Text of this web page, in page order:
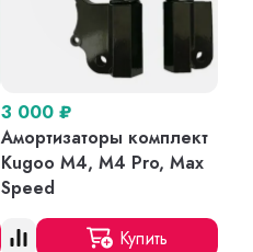
3 000 ₽
Амортизаторы комплект
Kugoo M4, M4 Pro, Max
Speed
Купить